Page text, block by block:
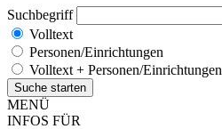
Suchbegriff
Volltext
Personen/Einrichtungen
Volltext + Personen/Einrichtungen
MENÜ
INFOS FÜR